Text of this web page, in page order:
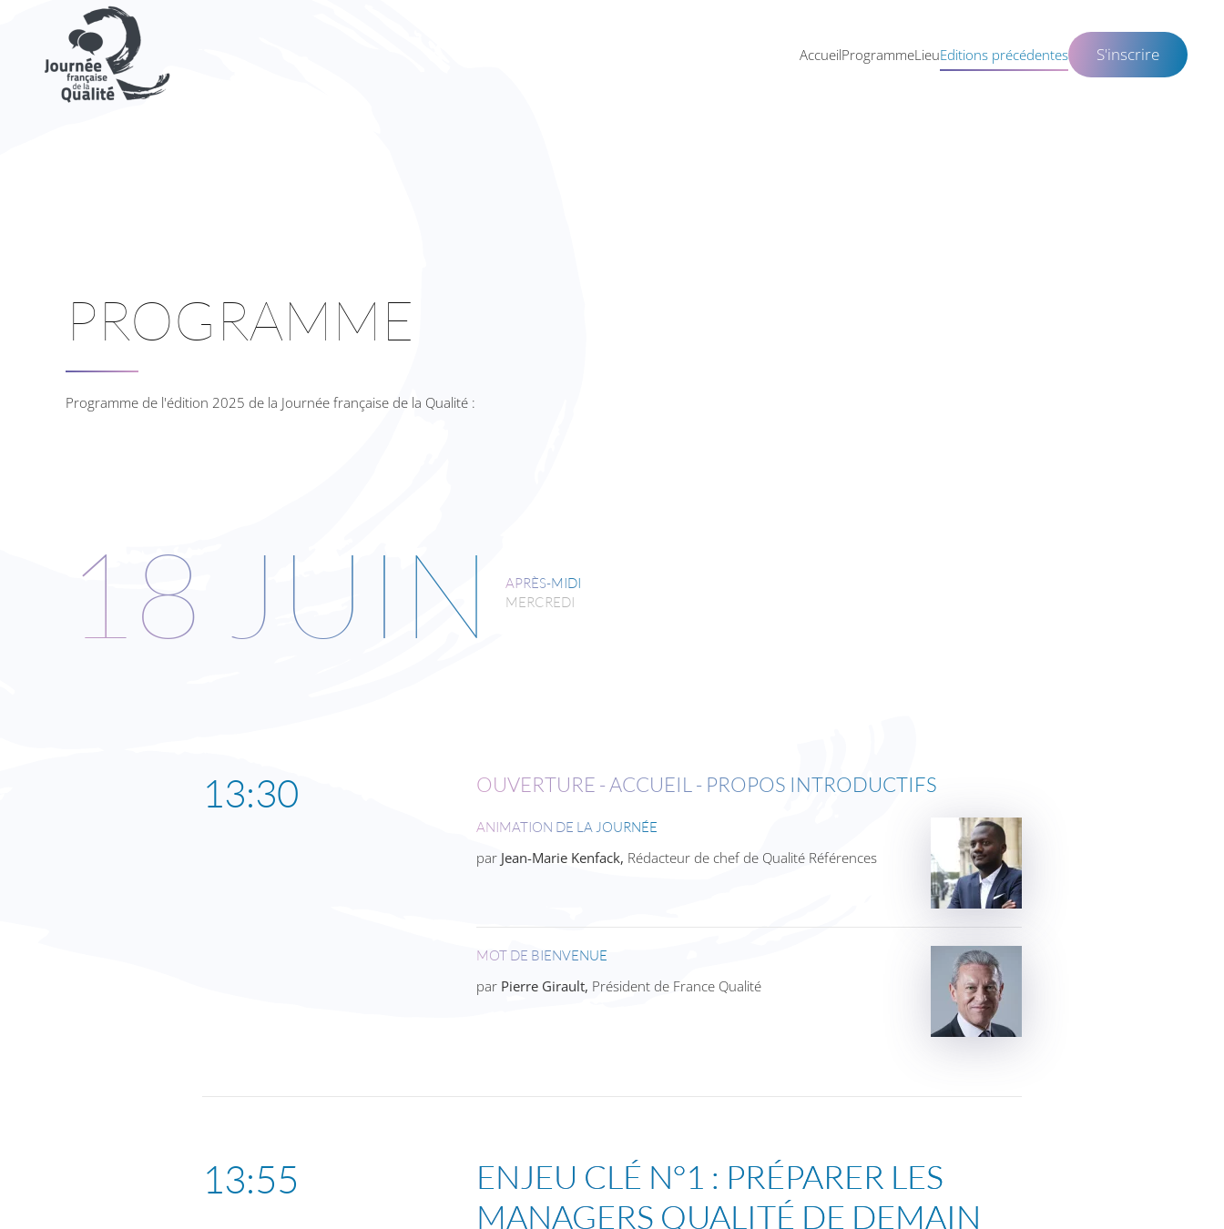
Skip to main content AccueilProgrammeLieuEditions précédentes S'inscrire
PROGRAMME
Programme de l'édition 2025 de la Journée française de la Qualité :
18 JUIN
APRÈS-MIDI
MERCREDI
13:30 OUVERTURE - ACCUEIL - PROPOS INTRODUCTIFS
ANIMATION DE LA JOURNÉE
parJean-Marie Kenfack, Rédacteur de chef de Qualité Références
MOT DE BIENVENUE
parPierre Girault, Président de France Qualité
13:55 ENJEU CLÉ N°1 : PRÉPARER LES
MANAGERS QUALITÉ DE DEMAIN